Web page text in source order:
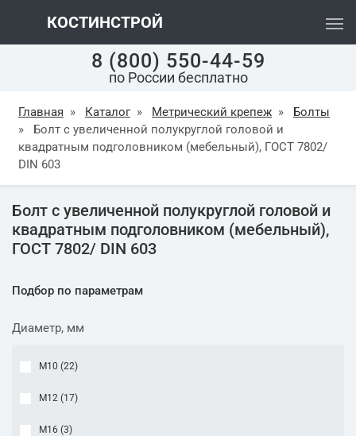
КОСТИНСТРОЙ
8 (800) 550-44-59
по России бесплатно
Главная » Каталог » Метрический крепеж »
Болты
»
Болт с увеличенной полукруглой головой и
квадратным подголовником (мебельный), ГОСТ 7802/
DIN 603
Болт с увеличенной полукруглой головой и
квадратным подголовником (мебельный),
ГОСТ 7802/ DIN 603
Подбор по параметрам
Диаметр, мм
М10 (22)
М12 (17)
М16 (3)